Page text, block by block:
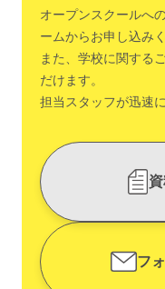
オープンスクールへ
ームからお申し込み
また、学校に関する
だけます。
担当スタッフが迅速
フ